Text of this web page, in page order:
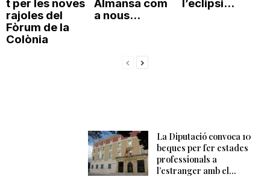
t per les noves
rajoles del
Fòrum de la
Colònia
Almansa com
a nous...
l’eclipsi...